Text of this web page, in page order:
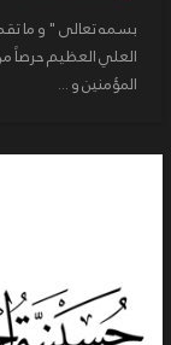
بسمه تعالى " و ما
العلي العظيم حرصاً
المؤمنين و ...